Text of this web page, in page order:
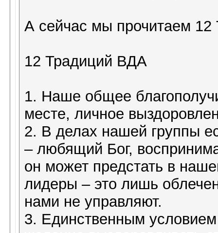
А сейчас мы прочитаем
12 Традиций ВДА
1. Наше общее
месте, личное
2. В делах нашей группы
– любящий Бог,
он может предстать в
лидеры – это лишь
нами не управляют.
3. Единственным